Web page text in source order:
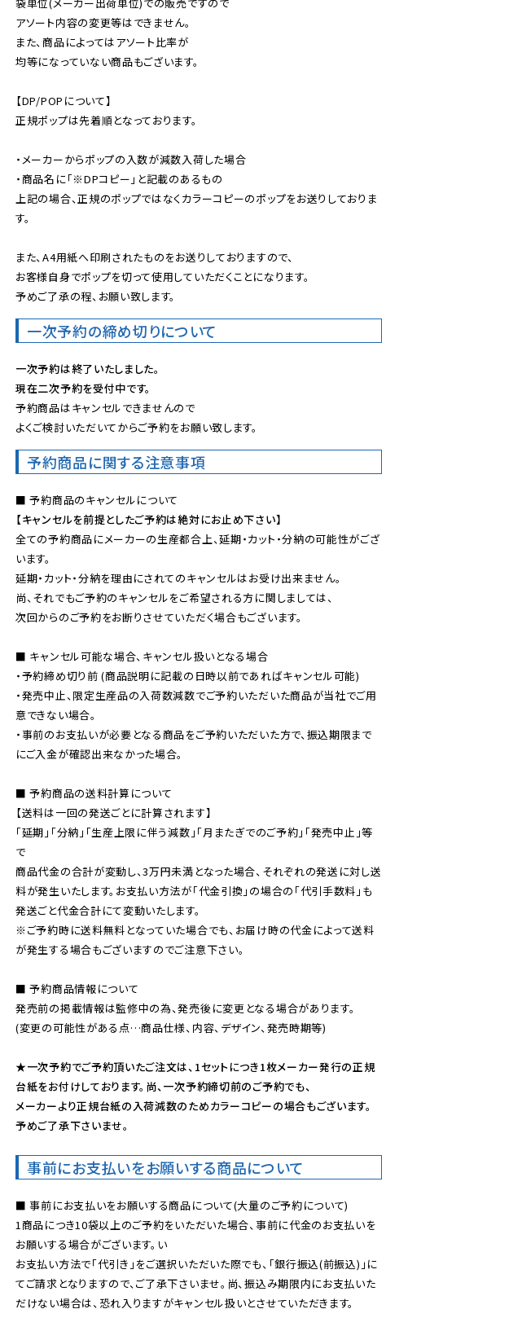
アソート内容の変更等はできません。
また、商品によってはアソート比率が
均等になっていない商品もございます。
【DP/POPについて】
正規ポップは先着順となっております。
・メーカーからポップの入数が減数入荷した場合
・商品名に「※DPコピー」と記載のあるもの
上記の場合、正規のポップではなくカラーコピーのポップをお送りしておりま
す。
また、A4用紙へ印刷されたものをお送りしておりますので、
お客様自身でポップを切って使用していただくことになります。
予めご了承の程、お願い致します。
一次予約の締め切りについて
一次予約は終了いたしました。
現在二次予約を受付中です。
予約商品はキャンセルできませんので
よくご検討いただいてからご予約をお願い致します。
予約商品に関する注意事項
【キャンセルを前提としたご予約は絶対にお止め下さい】
全ての予約商品にメーカーの生産都合上、延期・カット・分納の可能性がござ
います。
延期・カット・分納を理由にされてのキャンセルはお受け出来ません。
尚、それでもご予約のキャンセルをご希望される方に関しましては、
次回からのご予約をお断りさせていただく場合もございます。
■ キャンセル可能な場合、キャンセル扱いとなる場合
・予約締め切り前 (商品説明に記載の日時以前であればキャンセル可能)
・発売中止、限定生産品の入荷数減数でご予約いただいた商品が当社でご用
意できない場合。
・事前のお支払いが必要となる商品をご予約いただいた方で、振込期限まで
にご入金が確認出来なかった場合。
■ 予約商品の送料計算について
【送料は一回の発送ごとに計算されます】
「延期」「分納」「生産上限に伴う減数」「月またぎでのご予約」「発売中止」等
で
商品代金の合計が変動し、3万円未満となった場合、それぞれの発送に対し送
料が発生いたします。お支払い方法が「代金引換」の場合の「代引手数料」も
※ご予約時に送料無料となっていた場合でも、お届け時の代金によって送料
が発生する場合もございますのでご注意下さい。
■ 予約商品情報について
発売前の掲載情報は監修中の為、発売後に変更となる場合があります。
(変更の可能性がある点…商品仕様、内容、デザイン、発売時期等)
★一次予約でご予約頂いたご注文は、1セットにつき1枚メーカー発行の正規
台紙をお付けしております。尚、一次予約締切前のご予約でも、
メーカーより正規台紙の入荷減数のためカラーコピーの場合もございます。
予めご了承下さいませ。
事前にお支払いをお願いする商品について
■ 事前にお支払いをお願いする商品について(大量のご予約について)
1商品につき10袋以上のご予約をいただいた場合、事前に代金のお支払いを
お願いする場合がございます。い
お支払い方法で「代引き」をご選択いただいた際でも、「銀行振込(前振込)」に
てご請求となりますので、ご了承下さいませ。尚、振込み期限内にお支払いた
だけない場合は、恐れ入りますがキャンセル扱いとさせていただきます。